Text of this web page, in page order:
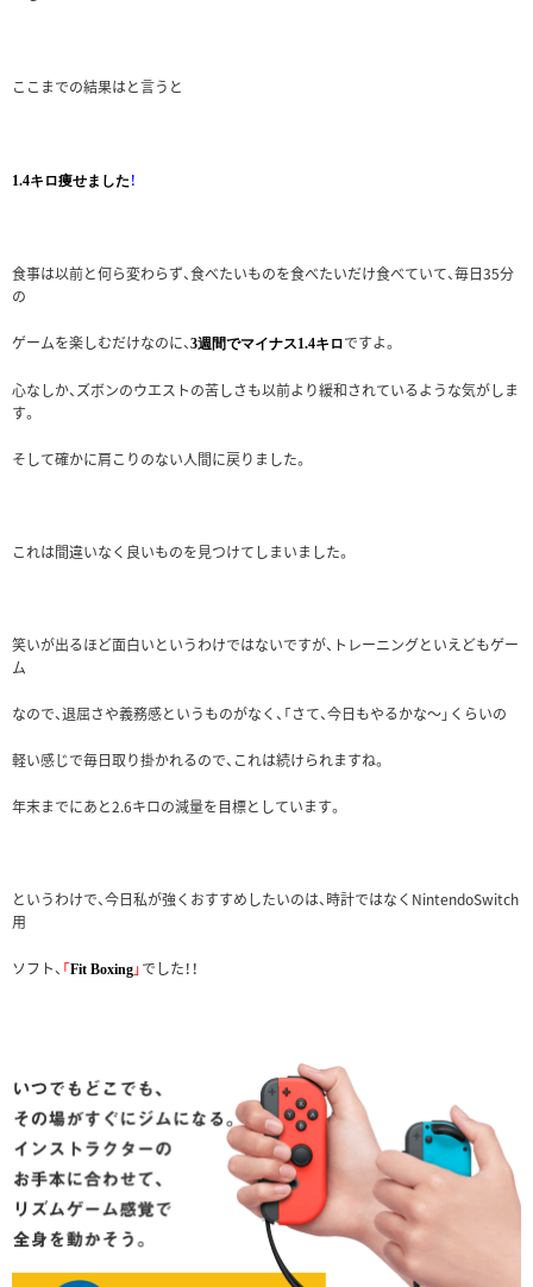
ここまでの結果はと言うと
1.4キロ痩せました ！
食事は以前と何ら変わらず、食べたいものを食べたいだけ食べていて、毎日35分
の
ゲームを楽しむだけなのに、3週間でマイナス1.4キロですよ。
心なしか、ズボンのウエストの苦しさも以前より緩和されているような気がしま
す。
そして確かに肩こりのない人間に戻りました。
これは間違いなく良いものを見つけてしまいました。
笑いが出るほど面白いというわけではないですが、トレーニングといえどもゲー
ム
なので、退屈さや義務感というものがなく、「さて、今日もやるかな～」くらいの
軽い感じで毎日取り掛かれるので、これは続けられますね。
年末までにあと2.6キロの減量を目標としています。
というわけで、今日私が強くおすすめしたいのは、時計ではなくNintendoSwitch
用
ソフト、 「Fit Boxing 」でした！！